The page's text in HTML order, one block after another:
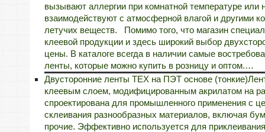
вызывают аллергии при комнатной температуре или
взаимодействуют с атмосферной влагой и другими
летучих веществ. Помимо того, что магазин
клеевой продукции и здесь широкий выбор
цены. В каталоге всегда в наличии самые
ленты, которые можно купить в розницу и оптом.…
Двусторонние ленты TEX на ПЭТ основе (тонкие)
клеевым слоем, модифицированным акрилатом на
спроектирована для промышленного применения с
склеивания разнообразных материалов, включая
прочие. Эффективно используется для